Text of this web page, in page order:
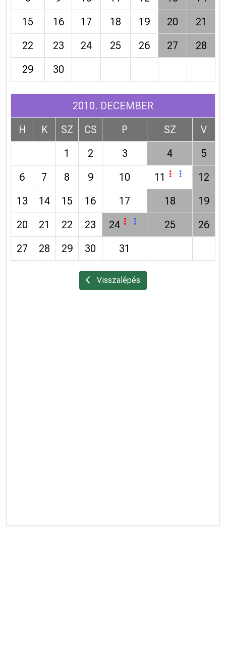
15
16 17 18 19 20
21
22
23 24 25 26 27
28
29
30
2010. DECEMBER
H
K SZ CS P SZ
V
1
2 3 4
5
6
7 8 9 10 11
12
13
14 15 16 17 18
19
20
21 22 23 24 25
26
27
28 29 30 31
Visszalépés